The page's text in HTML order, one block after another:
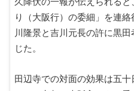
り（大阪行）の委細」を連
川隆景と吉川元長の許に黒
じた。
田辺寺での対面の効果は五